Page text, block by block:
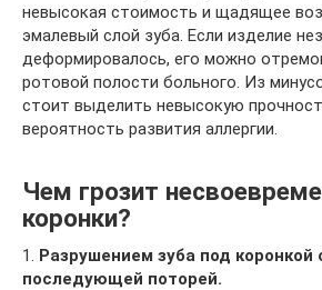
невысокая стоимость и щадящее
эмалевый слой зуба. Если изделие
деформировалось, его можно
ротовой полости больного. Из
стоит выделить невысокую
вероятность развития аллергии.
Чем грозит
коронки?
1. Разрушением зуба под коронкой
последующей поторей.